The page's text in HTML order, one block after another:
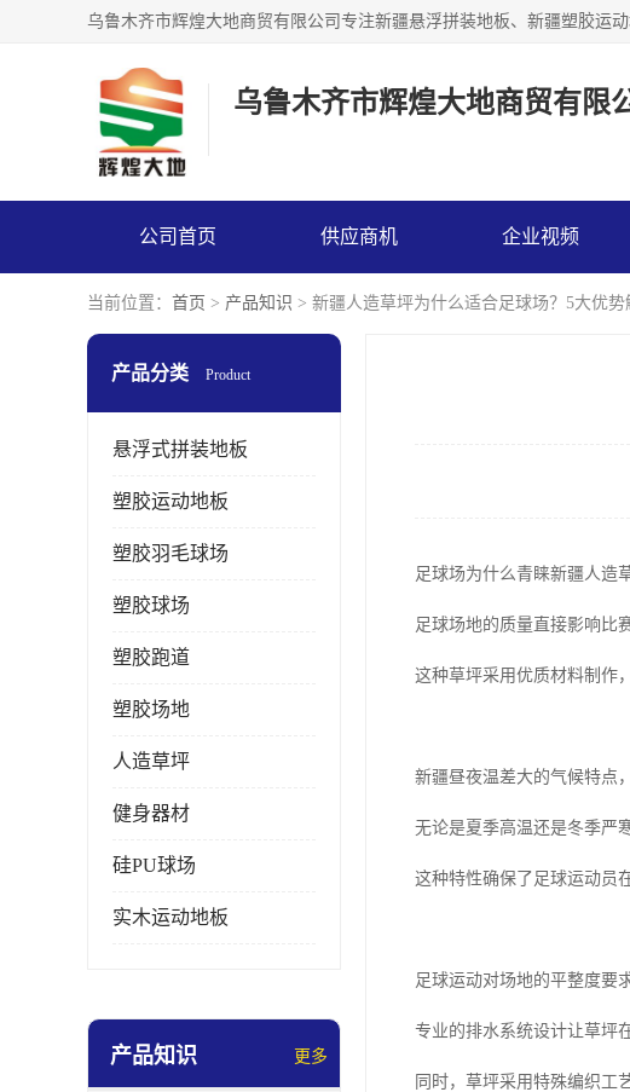
乌鲁木齐市辉煌大地商贸有限
公司首页 供应商机 企业视频
当前位置： 首页 > 产品知识 > 新疆人造草坪为什么适合足球场？5大优势
产品分类 Product
悬浮式拼装地板
塑胶运动地板
塑胶羽毛球场
塑胶球场
塑胶跑道
塑胶场地
人造草坪
健身器材
硅PU球场
实木运动地板
产品知识 更多
足球场为什么青睐新疆人造
足球场地的质量直接影响比
这种草坪采用优质材料制作
新疆昼夜温差大的气候特点
无论是夏季高温还是冬季严
这种特性确保了足球运动员
足球运动对场地的平整度要
专业的排水系统设计让草坪
同时，草坪采用特殊编织工